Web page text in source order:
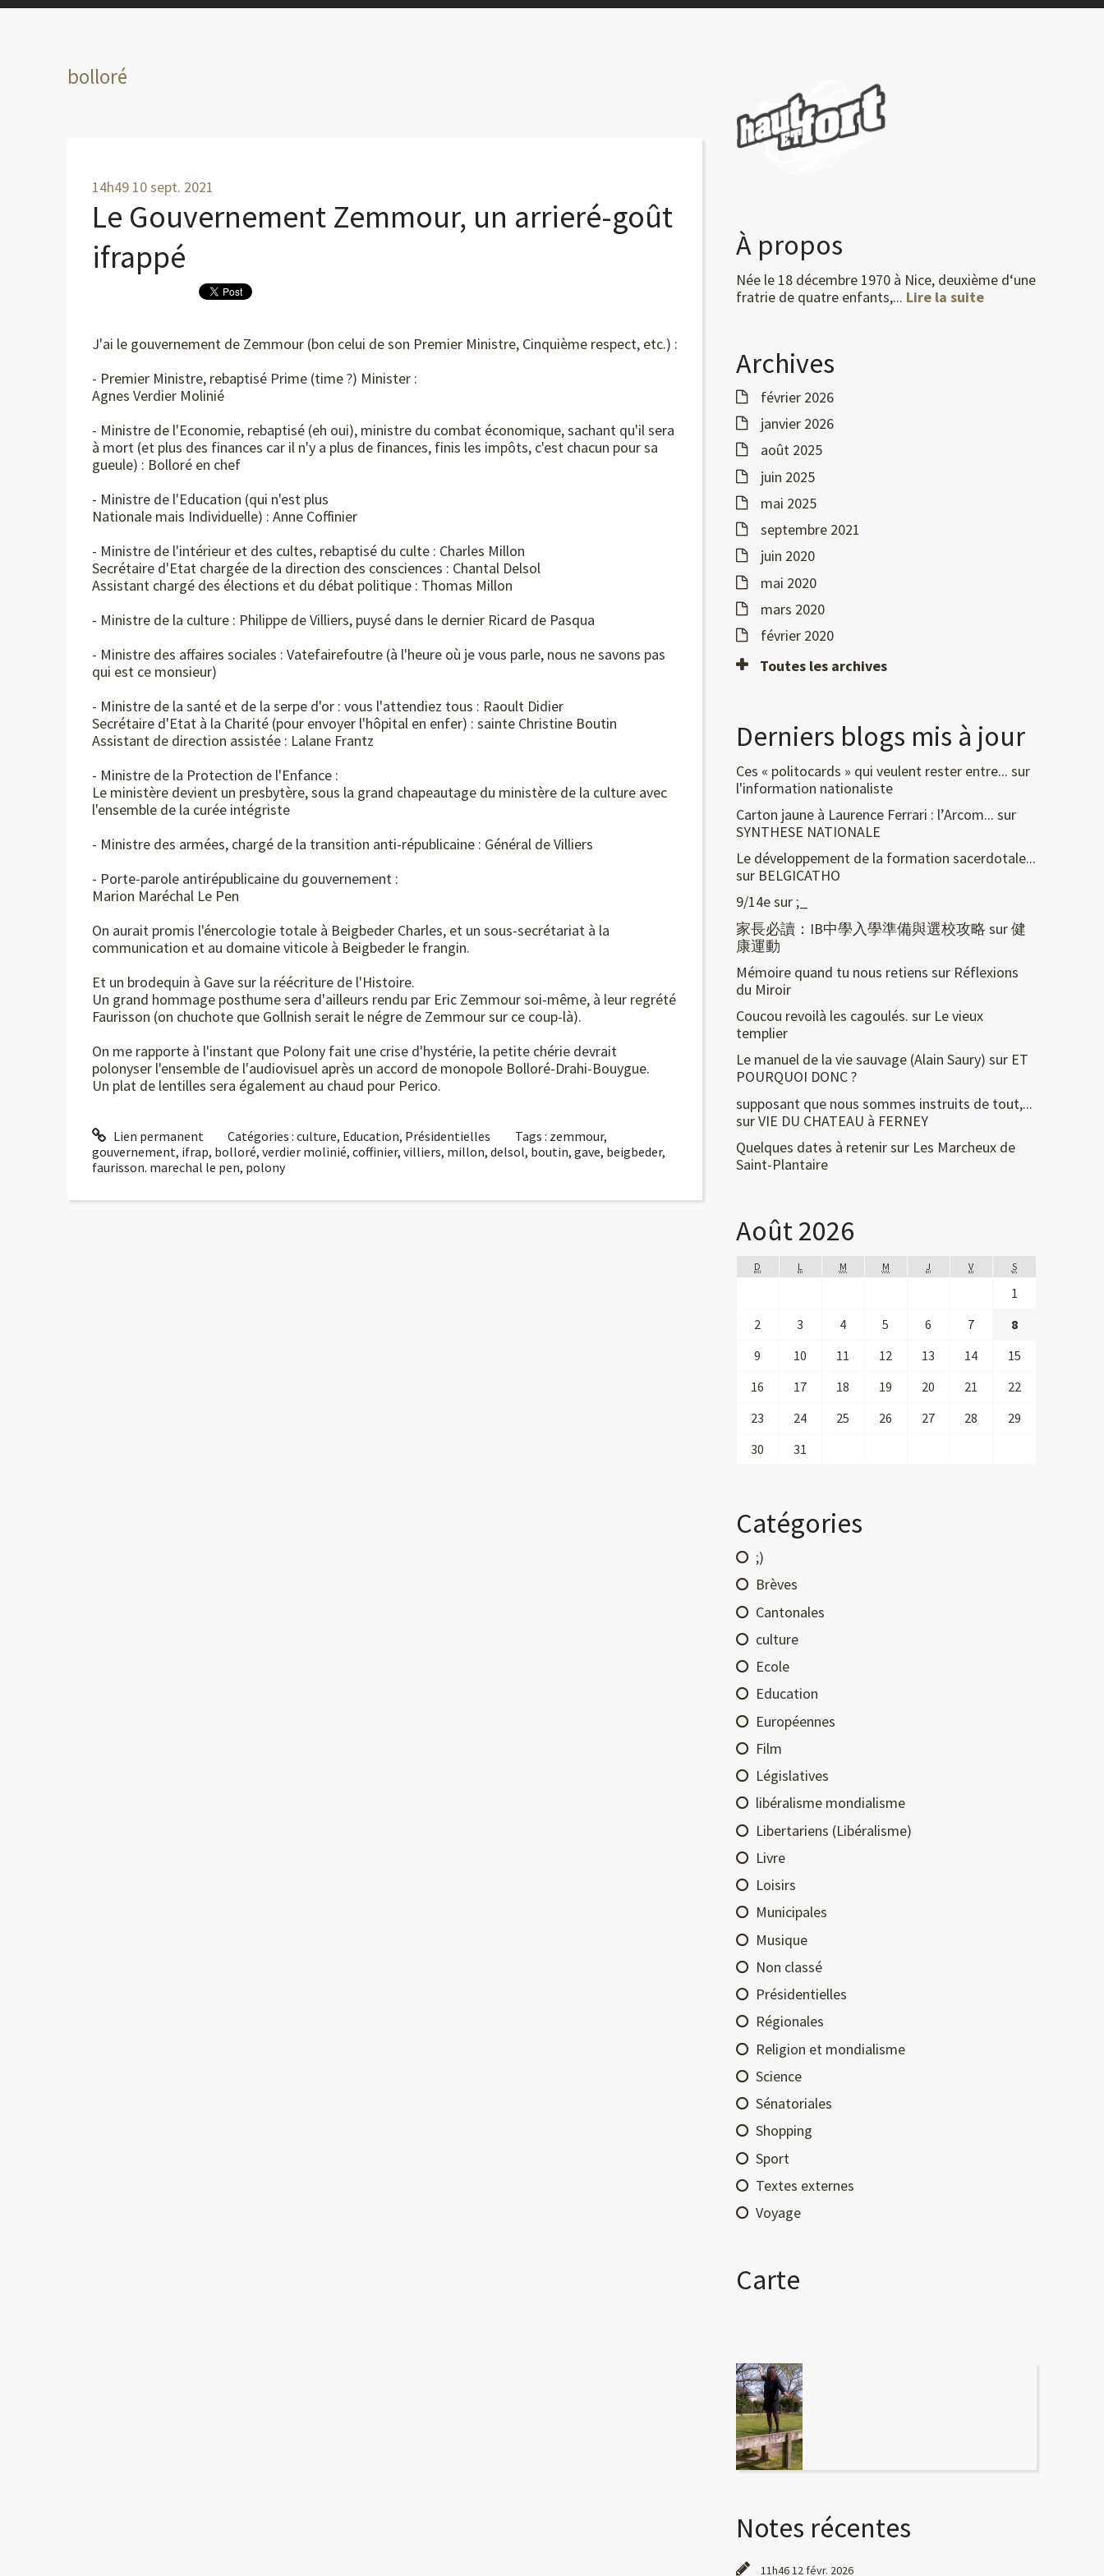
bolloré
14h49 10sept. 2021
Le Gouvernement Zemmour, un arrieré-goût
ifrappé
J'ai le gouvernement de Zemmour (bon celui de son Premier Ministre, Cinquième respect, etc.) :
- Premier Ministre, rebaptisé Prime (time ?) Minister :
Agnes Verdier Molinié
- Ministre de l'Economie, rebaptisé (eh oui), ministre du combat économique, sachant qu'il sera
à mort (et plus des finances car il n'y a plus de finances, finis les impôts, c'est chacun pour sa
gueule) : Bolloré en chef
- Ministre de l'Education (qui n'est plus
Nationale mais Individuelle) : Anne Coffinier
- Ministre de l'intérieur et des cultes, rebaptisé du culte : Charles Millon
Secrétaire d'Etat chargée de la direction des consciences : Chantal Delsol
Assistant chargé des élections et du débat politique : Thomas Millon
- Ministre de la culture : Philippe de Villiers, puysé dans le dernier Ricard de Pasqua
- Ministre des affaires sociales : Vatefairefoutre (à l'heure où je vous parle, nous ne savons pas
qui est ce monsieur)
- Ministre de la santé et de la serpe d'or : vous l'attendiez tous : Raoult Didier
Secrétaire d'Etat à la Charité (pour envoyer l'hôpital en enfer) : sainte Christine Boutin
Assistant de direction assistée : Lalane Frantz
- Ministre de la Protection de l'Enfance :
Le ministère devient un presbytère, sous la grand chapeautage du ministère de la culture avec
l'ensemble de la curée intégriste
- Ministre des armées, chargé de la transition anti-républicaine : Général de Villiers
- Porte-parole antirépublicaine du gouvernement :
Marion Maréchal Le Pen
On aurait promis l'énercologie totale à Beigbeder Charles, et un sous-secrétariat à la
communication et au domaine viticole à Beigbeder le frangin.
Et un brodequin à Gave sur la réécriture de l'Histoire.
Un grand hommage posthume sera d'ailleurs rendu par Eric Zemmour soi-même, à leur regrété
Faurisson (on chuchote que Gollnish serait le négre de Zemmour sur ce coup-là).
On me rapporte à l'instant que Polony fait une crise d'hystérie, la petite chérie devrait
polonyser l'ensemble de l'audiovisuel après un accord de monopole Bolloré-Drahi-Bouygue.
Un plat de lentilles sera également au chaud pour Perico.
Lien permanent Catégories :culture, Education, Présidentielles Tags : zemmour,
gouvernement, ifrap, bolloré, verdier molinié, coffinier, villiers, millon, delsol, boutin, gave, beigbeder,
faurisson. marechal le pen, polony
À propos
Née le 18 décembre 1970 à Nice, deuxième d‘une
fratrie de quatre enfants,... Lire la suite
Archives
février 2026
janvier 2026
août 2025
juin 2025
mai 2025
septembre 2021
juin 2020
mai 2020
mars 2020
février 2020
Toutes les archives
Derniers blogs mis à jour
Ces « politocards » qui veulent rester entre... sur
l'information nationaliste
Carton jaune à Laurence Ferrari : l’Arcom... sur
SYNTHESE NATIONALE
Le développement de la formation sacerdotale...
sur BELGICATHO
9/14esur ;_
家長必讀：IB中學入學準備與選校攻略 sur健
康運動
Mémoire quand tu nous retiens sur Réflexions
du Miroir
Coucou revoilà les cagoulés. sur Le vieux
templier
Le manuel de la vie sauvage (Alain Saury) sur ET
POURQUOI DONC ?
supposant que nous sommes instruits de tout,...
surVIE DU CHATEAU à FERNEY
Quelques dates à retenirsur Les Marcheux de
Saint-Plantaire
Août 2026
D L M M J V S
1
2
3 4 5 6 7
8
9
10 11 12 13 14
15
16
17 18 19 20 21
22
23
24 25 26 27 28
29
30
31
Catégories
;)
Brèves
Cantonales
culture
Ecole
Education
Européennes
Film
Législatives
libéralisme mondialisme
Libertariens (Libéralisme)
Livre
Loisirs
Municipales
Musique
Non classé
Présidentielles
Régionales
Religion et mondialisme
Science
Sénatoriales
Shopping
Sport
Textes externes
Voyage
Carte
Notes récentes
11h4612 févr. 2026